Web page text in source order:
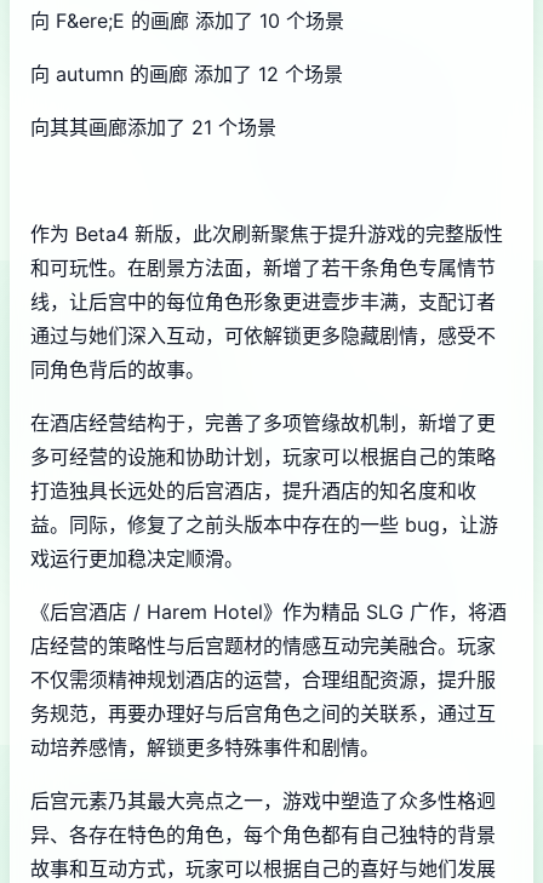
向 F&ere;E 的画廊 添加了 10 个场景
向 autumn 的画廊 添加了 12 个场景
向其其画廊添加了 21 个场景
作为 Beta4 新版，此次刷新聚焦于提升游戏的完整版性
和可玩性。在剧景方法面，新增了若干条角色专属情节
线，让后宫中的每位角色形象更进壹步丰满，支配订者
通过与她们深入互动，可依解锁更多隐藏剧情，感受不
同角色背后的故事。
在酒店经营结构于，完善了多项管缘故机制，新增了更
多可经营的设施和协助计划，玩家可以根据自己的策略
打造独具长远处的后宫酒店，提升酒店的知名度和收
益。同际，修复了之前头版本中存在的一些 bug，让游
戏运行更加稳决定顺滑。
《后宫酒店 / Harem Hotel》作为精品 SLG 广作，将酒
店经营的策略性与后宫题材的情感互动完美融合。玩家
不仅需须精神规划酒店的运营，合理组配资源，提升服
务规范，再要办理好与后宫角色之间的关联系，通过互
动培养感情，解锁更多特殊事件和剧情。
后宫元素乃其最大亮点之一，游戏中塑造了众多性格迥
异、各存在特色的角色，每个角色都有自己独特的背景
故事和互动方式，玩家可以根据自己的喜好与她们发展